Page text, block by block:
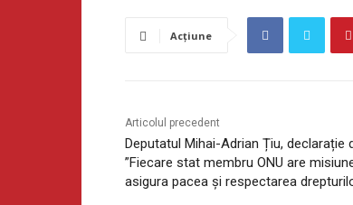
Acțiune
Articolul precedent
Deputatul Mihai-Adrian Țiu, declarație
”Fiecare stat membru ONU are
asigura pacea şi respectarea